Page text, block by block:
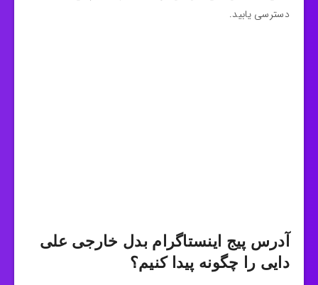
دسترسی یابید.
آدرس پیج اینستاگرام بدل خارجی علی
دایی را چگونه پیدا کنیم؟